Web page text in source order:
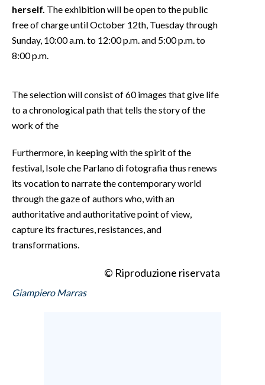
herself. The exhibition will be open to the public
free of charge until October 12th, Tuesday through
Sunday, 10:00 a.m. to 12:00 p.m. and 5:00 p.m. to
8:00 p.m.
The selection will consist of 60 images that give life
to a chronological path that tells the story of the
work of the
Furthermore, in keeping with the spirit of the
festival, Isole che Parlano di fotografia thus renews
its vocation to narrate the contemporary world
through the gaze of authors who, with an
authoritative and authoritative point of view,
capture its fractures, resistances, and
transformations.
© Riproduzione riservata
Giampiero Marras